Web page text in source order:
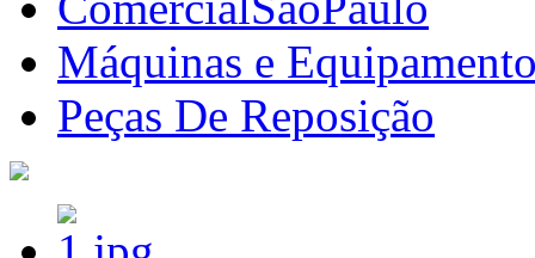
Máquinas e
Peças De Reposição